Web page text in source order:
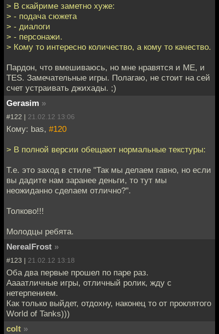
> В скайриме заметно хуже:
> - подача сюжета
> - диалоги
> - персонажи.
> Кому то интересно количество, а кому то качество.
Пардон, что вмешиваюсь, но мне нравятся и МЕ, и
TES. Замечательные игры. Полагаю, не стоит на сей
счет устраивать джихады. ;)
Gerasim »
#122 | 21.02.12 13:06
Кому: bas, #120
> В полной версии обещают нормальные текстуры:
Т.е. это заход в стиле "Так мы делаем гавно, но если
вы дадите нам заранее деньги, то тут мы
неожиданно сделаем отлично?".
Толково!!!
Молодцы ребята.
NerealFrost »
#123 | 21.02.12 13:18
Оба два первые прошел по паре раз.
Аааатличные игры, отличный ролик, жду с
нетерпением.
Как только выйдет, отдохну, наконец то от проклятого
World of Tanks)))
colt »